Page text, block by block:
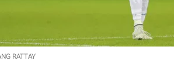
RATTAY